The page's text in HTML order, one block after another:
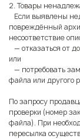
2. Товары
Если выявлены
повреждённый
несоответствие
— отказаться от
или
— потребовать
файла или другого
По запросу
проверки (номер
файла). При
пересылка